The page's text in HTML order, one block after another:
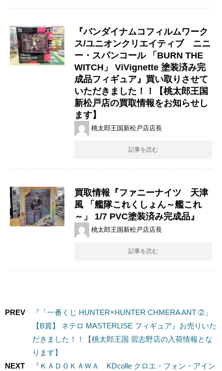
『バンダイナムコフィルムワーク
ス/ユニオンクリエイティブ ニニ
ー・スパンコール ​「BURN ​THE ​
WITCH」 ​ViVignette ​塗装済み完
成品フィギュア』買い取りさせて
いただきました！！【桃太郎王国
新松戸店の買取情報をお知らせし
ます】
桃太郎王国新松戸店店長
記事を読む
買取情報『ファニーナイツ 天津
風 ​「艦隊これくしょん～艦これ
～」 ​1/7 ​PVC塗装済み完成品』
桃太郎王国新松戸店店長
記事を読む
PREV
『「一番くじ HUNTER×HUNTER CHMERA ANT ➁」
【B賞】 ネテロ MASTERLISE フィギュア』お売りいた
だきました！！【桃太郎王国 習志野店の入荷情報とな
ります】
NEXT
『ＫＡＤＯＫＡＷＡ KDcolle クロエ・フォン・アイン